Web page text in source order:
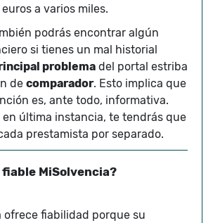
a varios miles.
podrás encontrar algún
si tienes un mal historial
problema del portal estriba
de comparador. Esto implica que
es, ante todo, informativa.
en última instancia, te tendrás que
prestamista por separado.
fiable MiSolvencia?
ofrece fiabilidad porque su